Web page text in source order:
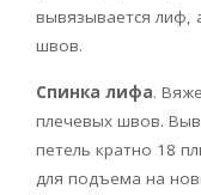
вывязывается лиф,
швов.
Спинка лифа.
плечевых швов.
петель кратно 18
для подъема на